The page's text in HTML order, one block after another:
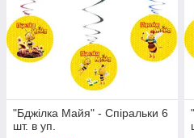
"Бджілка Майя" - Спіральки 6
шт. в уп.